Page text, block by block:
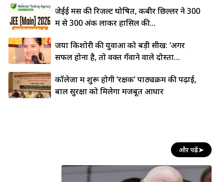
जेईई मेंस की रिजल्ट घोषित, कबीर छिल्लर ने 300
में से 300 अंक लाकर हासिल की...
जया किशोरी की युवाओं को बड़ी सीख: ‘अगर
सफल होना है, तो वक्त गँवाने वाले दोस्तों...
कॉलेजों में शुरू होगी ‘रक्षक’ पाठ्यक्रम की पढ़ाई,
बाल सुरक्षा को मिलेगा मजबूत आधार
और पढ़ें➤